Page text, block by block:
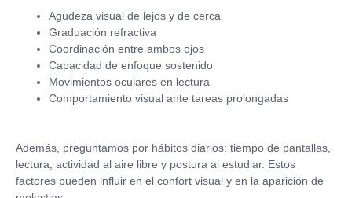
Agudeza visual de lejos y de cerca
Graduación refractiva
Coordinación entre ambos ojos
Capacidad de enfoque sostenido
Movimientos oculares en lectura
Comportamiento visual ante tareas prolongadas
Además, preguntamos por hábitos diarios: tiempo de pantallas,
lectura, actividad al aire libre y postura al estudiar. Estos
factores pueden influir en el confort visual y en la aparición de